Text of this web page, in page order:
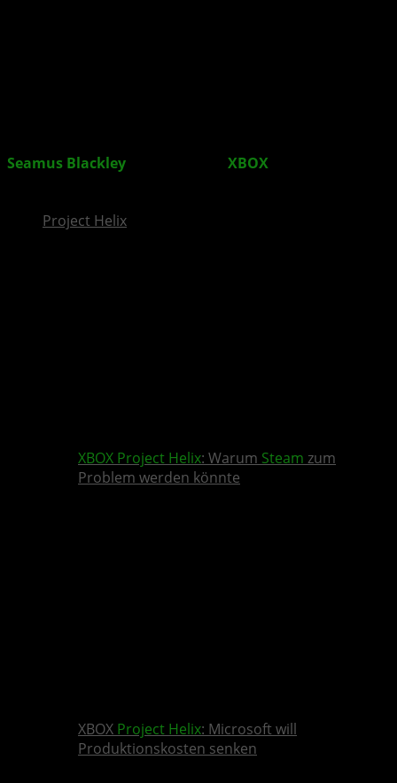
Seamus Blackley XBOX
Project Helix
XBOX Project Helix: Warum Steam zum
Problem werden könnte
XBOX Project Helix: Microsoft will
Produktionskosten senken